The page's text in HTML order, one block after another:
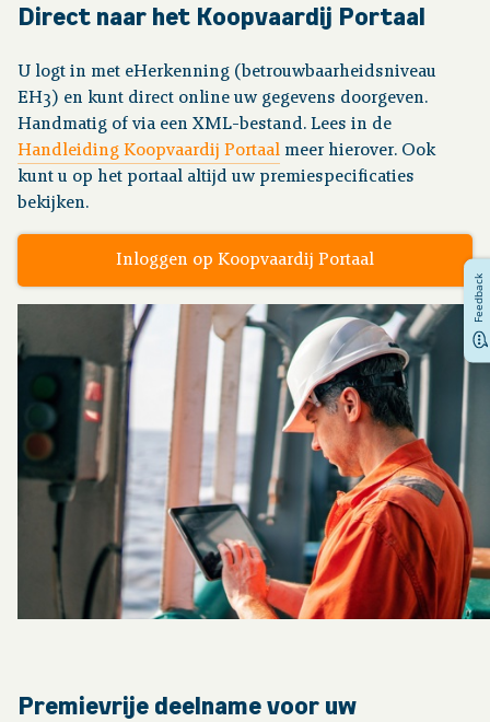
Direct naar het Koopvaardij Portaal
U logt in met eHerkenning (betrouwbaarheidsniveau
EH3) en kunt direct online uw gegevens doorgeven.
Handmatig of via een XML-bestand. Lees in de
Handleiding Koopvaardij Portaal meer hierover. Ook
kunt u op het portaal altijd uw premiespecificaties
bekijken.
Inloggen op Koopvaardij Portaal
Premievrije deelname voor uw
Feedback